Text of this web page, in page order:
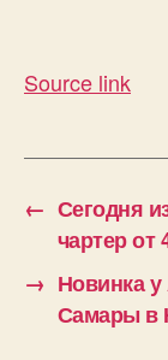
Source link
← Сегодня
чартер от
→ Новинка
Самары в